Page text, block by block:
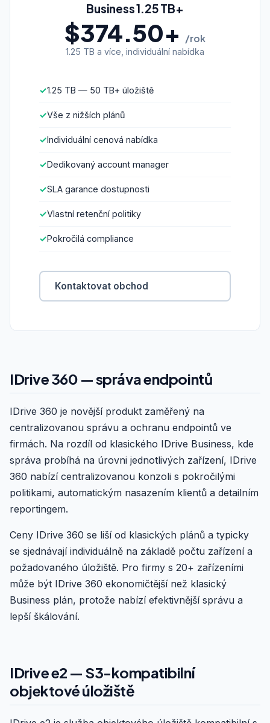
Business 1.25 TB+
$374.50+ /rok
1.25 TB a více, individuální nabídka
1.25 TB — 50 TB+ úložiště
Vše z nižších plánů
Individuální cenová nabídka
Dedikovaný account manager
SLA garance dostupnosti
Vlastní retenční politiky
Pokročilá compliance
Kontaktovat obchod
IDrive 360 — správa endpointů
IDrive 360 je novější produkt zaměřený na
centralizovanou správu a ochranu endpointů ve
firmách. Na rozdíl od klasického IDrive Business, kde
správa probíhá na úrovni jednotlivých zařízení, IDrive
360 nabízí centralizovanou konzoli s pokročilými
politikami, automatickým nasazením klientů a detailním
reportingem.
Ceny IDrive 360 se liší od klasických plánů a typicky
se sjednávají individuálně na základě počtu zařízení a
požadovaného úložiště. Pro firmy s 20+ zařízeními
může být IDrive 360 ekonomičtější než klasický
Business plán, protože nabízí efektivnější správu a
lepší škálování.
IDrive e2 — S3-kompatibilní
objektové úložiště